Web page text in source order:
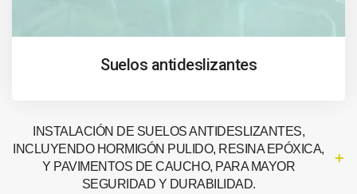
Suelos antideslizantes
INSTALACIÓN DE SUELOS ANTIDESLIZANTES,
INCLUYENDO HORMIGÓN PULIDO, RESINA EPÓXICA,
Y PAVIMENTOS DE CAUCHO, PARA MAYOR
SEGURIDAD Y DURABILIDAD.